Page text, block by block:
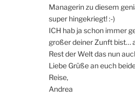
Managerin zu diesem
super hingekriegt! :-)
ICH hab ja schon immer
großer deiner Zunft bist…
Rest der Welt das nun
Liebe Grüße an euch
Reise,
Andrea